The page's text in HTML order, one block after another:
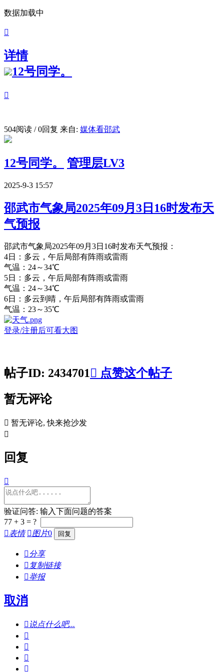
数据加载中

详情
12号同学。

504阅读 / 0回复 来自: 媒体看邵武
12号同学。 管理层LV3
2025-9-3 15:57
邵武市气象局2025年09月3日16时发布天
气预报
邵武市气象局2025年09月3日16时发布天气预报：
4日：多云，午后局部有阵雨或雷雨
气温：24～34℃
5日：多云，午后局部有阵雨或雷雨
气温：24～34℃
6日：多云到晴，午后局部有阵雨或雷雨
气温：23～35℃
登录/注册后可看大图
帖子ID: 2434701 点赞这个帖子
暂无评论
 暂无评论, 快来抢沙发

回复

验证问答: 输入下面问题的答案
77 + 3 = ?
表情 图片0
分享
 复制链接
举报
取消
说点什么吧...



